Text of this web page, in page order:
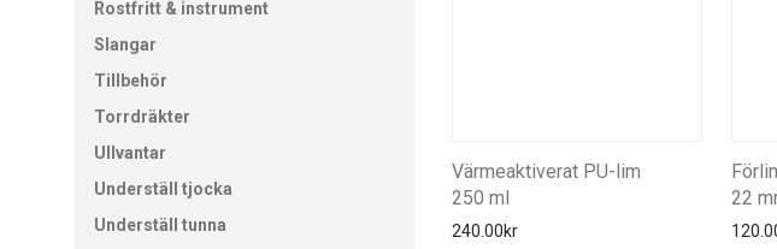
Rostfritt & instrument
Slangar
Tillbehör
Torrdräkter
Ullvantar
Underställ tjocka
Underställ tunna
Värmeaktiverat PU-lim
250 ml
240.00kr
22